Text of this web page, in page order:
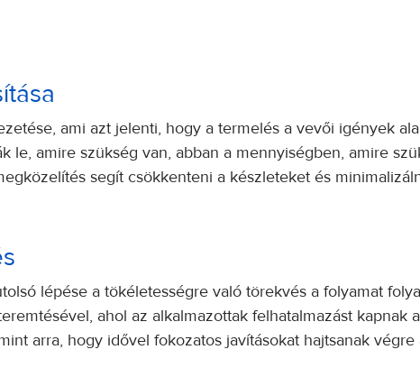
ami azt jelenti, hogy a termelés a vevői igények
le, amire szükség van, abban a mennyiségben, amire
segít csökkenteni a készleteket és
lépése a tökéletességre való törekvés a folyamat
ahol az alkalmazottak felhatalmazást kapnak
arra, hogy idővel fokozatos javításokat hajtsanak végre